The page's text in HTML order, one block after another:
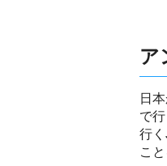
ア
日
で
行
こ